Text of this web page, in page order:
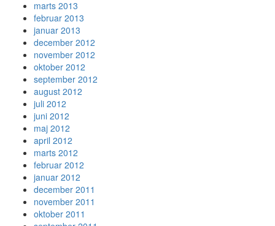
marts 2013
februar 2013
januar 2013
december 2012
november 2012
oktober 2012
september 2012
august 2012
juli 2012
juni 2012
maj 2012
april 2012
marts 2012
februar 2012
januar 2012
december 2011
november 2011
oktober 2011